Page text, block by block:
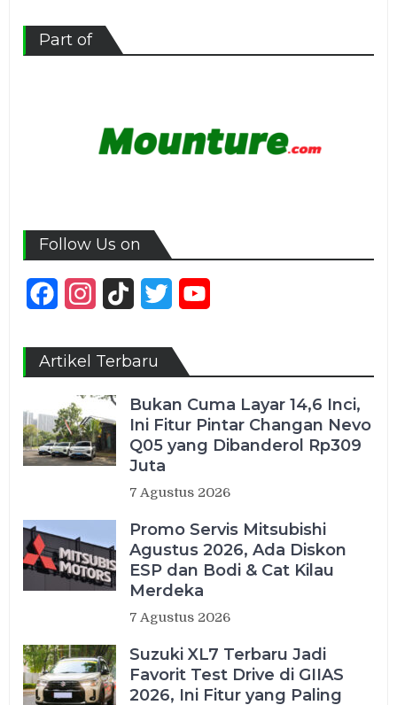
Part of
Follow Us on
FacebookInstagram
TikTok Twitter
Artikel Terbaru
Bukan Cuma Layar 14,6 Inci,
Ini Fitur Pintar Changan Nevo
Q05 yang Dibanderol Rp309
Juta
7 Agustus 2026
Promo Servis Mitsubishi
Agustus 2026, Ada Diskon
ESP dan Bodi & Cat Kilau
Merdeka
7 Agustus 2026
Suzuki XL7 Terbaru Jadi
Favorit Test Drive di GIIAS
2026, Ini Fitur yang Paling